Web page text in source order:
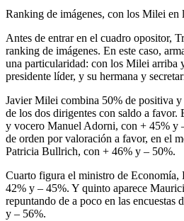
Ranking de imágenes, con los Milei en
Antes de entrar en el cuadro opositor,
ranking de imágenes. En este caso,
una particularidad: con los Milei arriba
presidente líder, y su hermana y
Javier Milei combina 50% de positiva
de los dos dirigentes con saldo a favor.
y vocero Manuel Adorni, con + 45% y
de orden por valoración a favor, en el
Patricia Bullrich, con + 46% y – 50%.
Cuarto figura el ministro de
42% y – 45%. Y quinto aparece
repuntando de a poco en las encuestas
y – 56%.